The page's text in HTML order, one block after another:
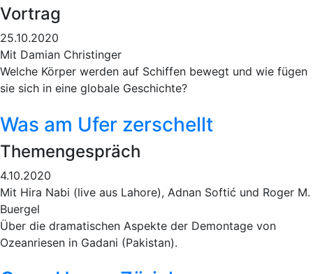
Vortrag
25.10.2020
Mit Damian Christinger
Welche Körper werden auf Schiffen bewegt und wie fügen
sie sich in eine globale Geschichte?
Was am Ufer zerschellt
Themengespräch
4.10.2020
Mit Hira Nabi (live aus Lahore), Adnan Softić und Roger M.
Buergel
Über die dramatischen Aspekte der Demontage von
Ozeanriesen in Gadani (Pakistan).